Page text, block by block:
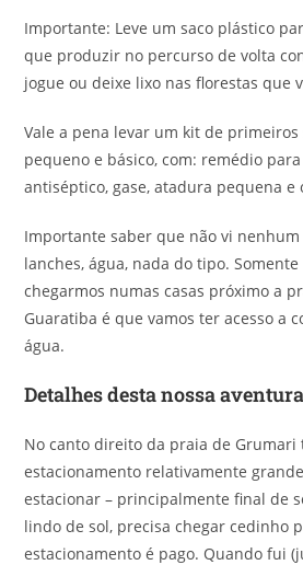
Importante: Leve um saco plástico
que produzir no percurso de volta
jogue ou deixe lixo nas florestas que
Vale a pena levar um kit de primeiros
pequeno e básico, com: remédio
antiséptico, gase, atadura pequena e
Importante saber que não vi
lanches, água, nada do tipo.
chegarmos numas casas próximo a
Guaratiba é que vamos ter acesso a
água.
Detalhes desta nossa aventura
No canto direito da praia de Grumari
estacionamento relativamente
estacionar – principalmente final de
lindo de sol, precisa chegar cedinho
estacionamento é pago. Quando fui